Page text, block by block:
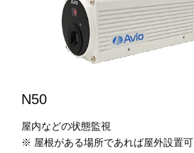
N50
屋内などの状態監視
※ 屋根がある場所であれば屋外設置可